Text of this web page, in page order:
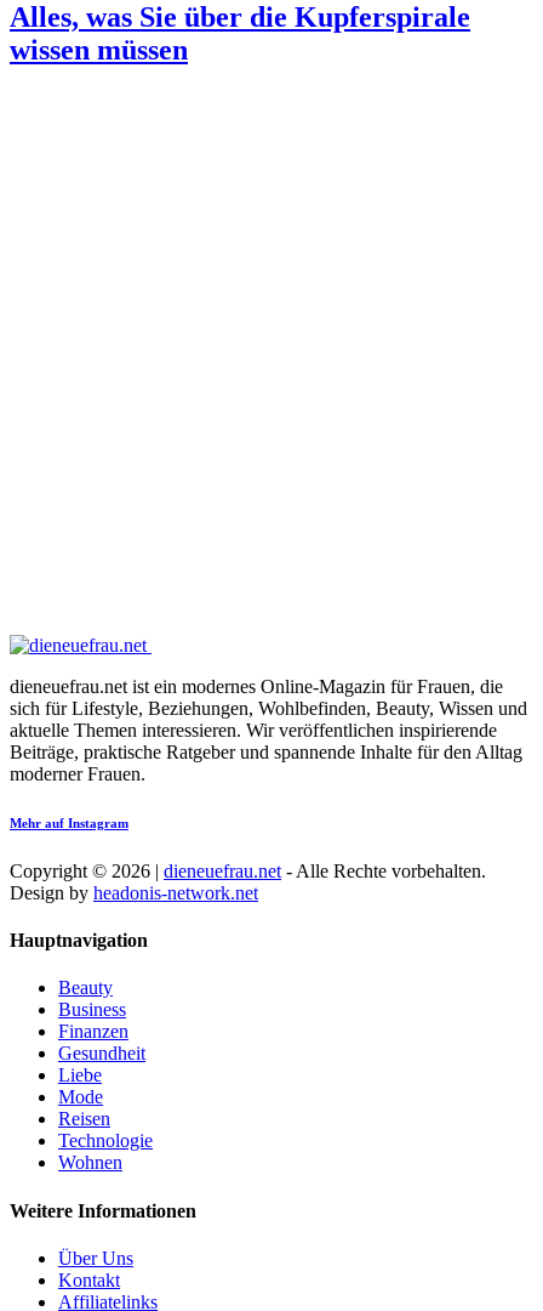
Alles, was Sie über die Kupferspirale
wissen müssen
dieneuefrau.net ist ein modernes Online-Magazin für Frauen, die
sich für Lifestyle, Beziehungen, Wohlbefinden, Beauty, Wissen und
aktuelle Themen interessieren. Wir veröffentlichen inspirierende
Beiträge, praktische Ratgeber und spannende Inhalte für den Alltag
moderner Frauen.
Mehr auf Instagram
Copyright © 2026 | dieneuefrau.net - Alle Rechte vorbehalten.
Design by headonis-network.net
Hauptnavigation
Beauty
Business
Finanzen
Gesundheit
Liebe
Mode
Reisen
Technologie
Wohnen
Weitere Informationen
Über Uns
Kontakt
Affiliatelinks